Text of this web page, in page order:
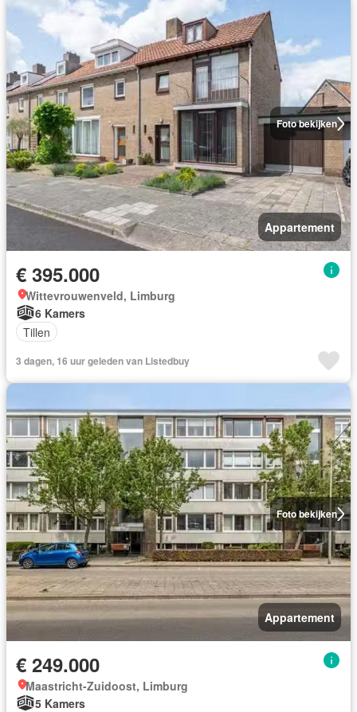
Foto bekijken
Appartement
€ 395.000
Wittevrouwenveld, Limburg
6 Kamers
Tillen
3 dagen, 16 uur geleden van Listedbuy
Foto bekijken
Appartement
€ 249.000
Maastricht-Zuidoost, Limburg
5 Kamers